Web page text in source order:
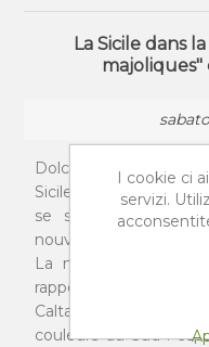
La Sicile dans
majoliques"
Dolce et Gabbana
Sicile. Les deux
se sont inspirés
nouvelle collection
La nouvelle
rappellent les agrumes
Caltagirone et qui
couleurs du Sud :
I cookie ci
servizi.